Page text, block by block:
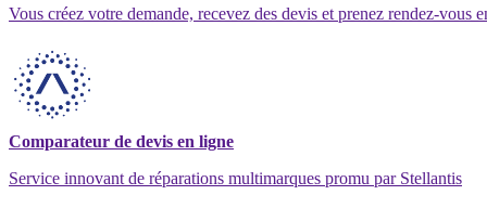
Vous créez votre demande, recevez des devis et prenez rendez-vous
Comparateur de devis en ligne
Service innovant de réparations multimarques promu par Stellantis